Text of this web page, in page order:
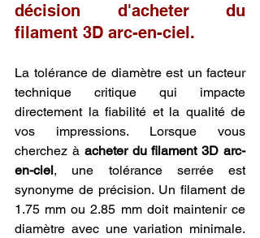
décision d'acheter du
filament 3D arc-en-ciel.
La tolérance de diamètre est un facteur
technique critique qui impacte
directement la fiabilité et la qualité de
vos impressions. Lorsque vous
cherchez à acheter du filament 3D arc-
en-ciel, une tolérance serrée est
synonyme de précision. Un filament de
1.75 mm ou 2.85 mm doit maintenir ce
diamètre avec une variation minimale.